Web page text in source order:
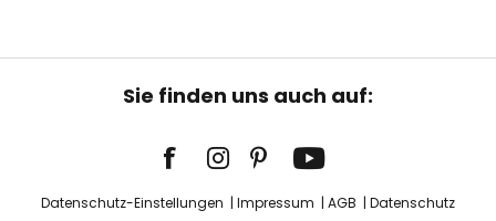
Sie finden uns auch auf:
Datenschutz-Einstellungen Impressum AGB
Datenschutz